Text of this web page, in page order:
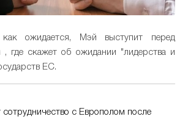
как ожидается, Мэй выступит перед
, где скажет об ожидании "лидерства и
ЕС.
сотрудничество с Европолом после